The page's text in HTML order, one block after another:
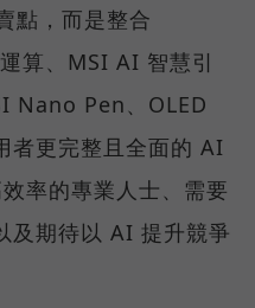
點，而是整合
算、MSI AI 智慧引
Nano Pen、OLED
者更完整且全面的 AI
率的專業人士、需要
及期待以 AI 提升競爭